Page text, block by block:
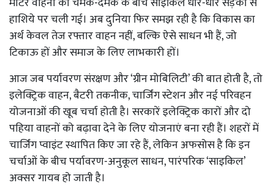
हाशिये पर चली गई। अब दुनिया फिर समझ रही है कि विकास का
अर्थ केवल तेज रफ्तार वाहन नहीं, बल्कि ऐसे साधन भी हैं, जो
टिकाऊ हों और समाज के लिए लाभकारी हों।
आज जब पर्यावरण संरक्षण और ‘ग्रीन मोबिलिटी’ की बात होती है, तो
इलेक्ट्रिक वाहन, बैटरी तकनीक, चार्जिंग स्टेशन और नई परिवहन
योजनाओं की खूब चर्चा होती है। सरकारें इलेक्ट्रिक कारों और दो
पहिया वाहनों को बढ़ावा देने के लिए योजनाएं बना रही हैं। शहरों में
चार्जिंग प्वाइंट स्थापित किए जा रहे हैं, लेकिन अफसोस है कि इन
चर्चाओं के बीच पर्यावरण-अनुकूल साधन, पारंपरिक ‘साइकिल’
अक्सर गायब हो जाती है।